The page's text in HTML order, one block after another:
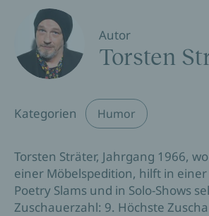
Autor
Torsten
Kategorien Humor
Torsten Sträter, Jahrgang 1966,
einer Möbelspedition, hilft in
Poetry Slams und in Solo-Shows
Zuschauerzahl: 9. Höchste